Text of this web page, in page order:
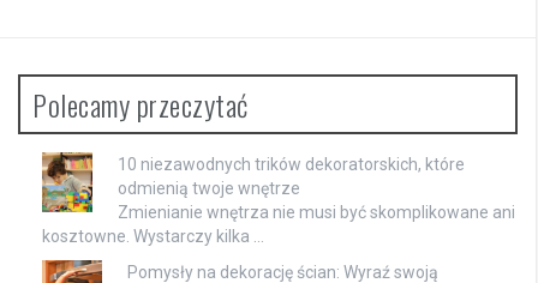
Polecamy przeczytać
10 niezawodnych trików dekoratorskich, które
odmienią twoje wnętrze
Zmienianie wnętrza nie musi być skomplikowane ani
kosztowne. Wystarczy kilka …
Pomysły na dekorację ścian: Wyraź swoją